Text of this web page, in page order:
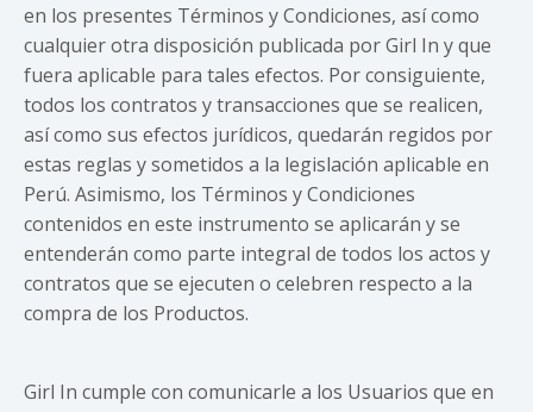
en los presentes Términos y Condiciones, así como
cualquier otra disposición publicada por Girl In y que
fuera aplicable para tales efectos. Por consiguiente,
todos los contratos y transacciones que se realicen,
así como sus efectos jurídicos, quedarán regidos por
estas reglas y sometidos a la legislación aplicable en
Perú. Asimismo, los Términos y Condiciones
contenidos en este instrumento se aplicarán y se
entenderán como parte integral de todos los actos y
contratos que se ejecuten o celebren respecto a la
compra de los Productos.
Girl In cumple con comunicarle a los Usuarios que en